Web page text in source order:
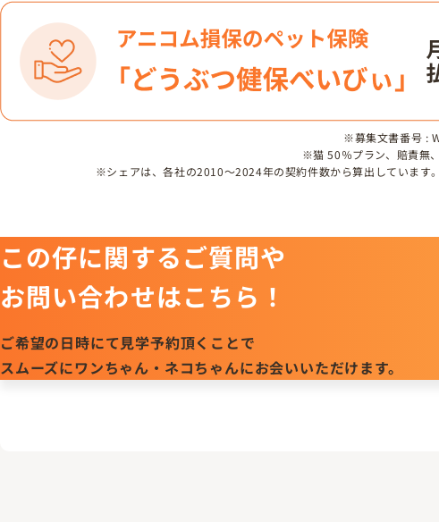
※募集文書番号 :
※猫 50％プラン、賠責無
※シェアは、各社の2010～2024年の契約件数から算出しています
この仔に関するご質問や
お問い合わせはこちら！
ご希望の日時にて見学予約頂くことで
スムーズにワンちゃん・ネコちゃんにお会いいただけます。